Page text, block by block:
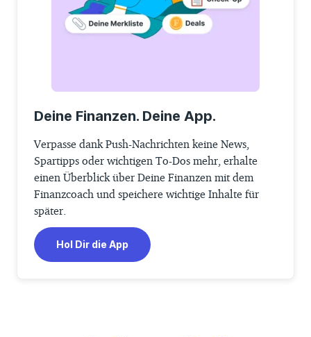
Deine Finanzen. Deine App.
Verpasse dank Push-Nachrichten keine News,
Spartipps oder wichtigen To-Dos mehr, erhalte
einen Überblick über Deine Finanzen mit dem
Finanzcoach und speichere wichtige Inhalte für
später.
Hol Dir die App